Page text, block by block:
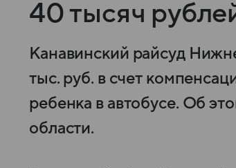
40 тысяч
Канавинский райсуд
тыс. руб. в счет
ребенка в автобусе. Об
области.